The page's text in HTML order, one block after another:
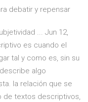
debatir y repensar
... Jun 12,
es cuando el
tal y como es, sin su
algo
la relación que se
de textos descriptivos,